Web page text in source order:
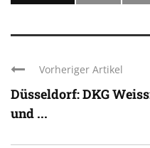
Vorheriger Artikel
Düsseldorf: DKG
und ...